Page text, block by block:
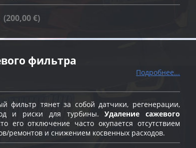
(200,00 €)
фильтра
Подробнее...
фильтр тянет за собой датчики, регенерации,
и риски для турбины.Удаление сажевого
его отключение часто окупается отсутствием
ремонтов и снижением косвенных расходов.